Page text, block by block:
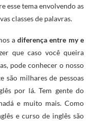
esse tema envolvendo as
classes de palavras.
adiferença entre my e
que caso você queira
pode conhecer o nosso
são milhares de pessoas
por lá. Tem gente do
e muito mais. Como
e curso de inglês são